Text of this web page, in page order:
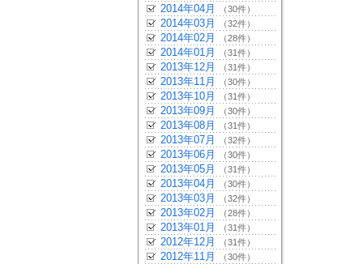
2014年04月 （30件）
2014年03月 （32件）
2014年02月 （28件）
2014年01月 （31件）
2013年12月 （31件）
2013年11月 （30件）
2013年10月 （31件）
2013年09月 （30件）
2013年08月 （31件）
2013年07月 （32件）
2013年06月 （30件）
2013年05月 （31件）
2013年04月 （30件）
2013年03月 （32件）
2013年02月 （28件）
2013年01月 （31件）
2012年12月 （31件）
2012年11月 （30件）